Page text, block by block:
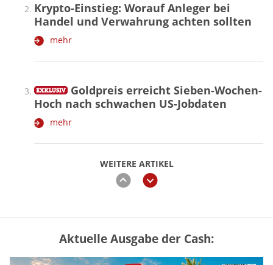
WEITERE ARTIKEL
zurückweiter
Krypto-Einstieg: Worauf Anleger bei
Handel und Verwahrung achten sollten
mehr
Goldpreis erreicht Sieben-Wochen-
Hoch nach schwachen US-Jobdaten
mehr
Vermieter-Zutritt: Wann Mieter
die Wohnung öffnen müssen
Aktuelle Ausgabe der Cash: